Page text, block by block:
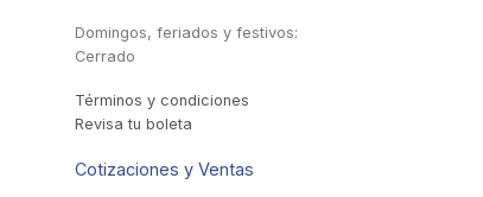
Domingos, feriados y festivos:
Cerrado
Términos y condiciones
Revisa tu boleta
Cotizaciones y Ventas